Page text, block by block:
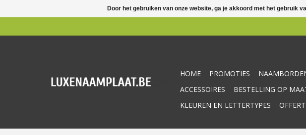
HOME PROMOTIES
ACCESSOIRES
BESTELLING OP
KLEUREN EN LETTERTYPES
Door het gebruiken van onze website, ga je akkoord met het gebruik